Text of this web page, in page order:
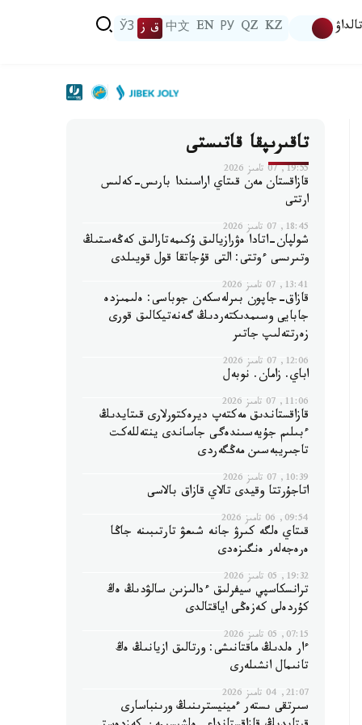
تالداۋ KZ
QZ
РУ
EN
中文 ق ز ЎЗ
تاقىرىپقا قاتىستى
19:55, 07 تامىز 2026
قازاقستان مەن قىتاي اراسىندا بارىس-كەلىس
ارتتى
18:45, 07 تامىز 2026
شولپان-اتادا ەۋرازيالىق ۇكىمەتارالىق كەڭەستىڭ
وتىرىسى ءوتتى: التى قۇجاتقا قول قويىلدى
13:41, 07 تامىز 2026
قازاق-جاپون بىرلەسكەن جوباسى: ەلىمىزدە
جابايى وسىمدىكتەردىڭ گەنەتيكالىق قورى
زەرتتەلىپ جاتىر
12:06, 07 تامىز 2026
اباي. زامان. نوبەل
11:06, 07 تامىز 2026
قازاقستاندىق مەكتەپ ديرەكتورلارى قىتايدىڭ
ءبىلىم جۇيەسىندەگى جاساندى ينتەللەكت
تاجىريبەسىن مەڭگەردى
10:39, 07 تامىز 2026
اتاجۇرتتا وقيدى تالاي قازاق بالاسى
09:54, 06 تامىز 2026
قىتاي ەلگە كىرۋ جانە شىعۋ تارتىبىنە جاڭا
ەرەجەلەر ەنگىزەدى
19:32, 05 تامىز 2026
ترانسكاسپي سيفرلىق ءدالىزىن سالۋدىڭ ەڭ
كۇردەلى كەزەڭى اياقتالدى
07:15, 05 تامىز 2026
ءار ەلدىڭ ماقتانىشى: ورتالىق ازيانىڭ ەڭ
تانىمال انشىلەرى
21:07, 04 تامىز 2026
سىرتقى ىستەر ءمينيسترىنىڭ ورىنباسارى